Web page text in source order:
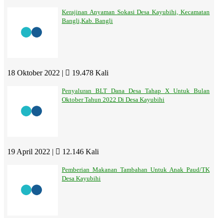
Kerajinan Anyaman Sokasi Desa Kayubihi, Kecamatan
Bangli,Kab. Bangli
18 Oktober 2022 | 19.478 Kali
Penyaluran BLT Dana Desa Tahap X Untuk Bulan
Oktober Tahun 2022 Di Desa Kayubihi
19 April 2022 | 12.146 Kali
Pemberian Makanan Tambahan Untuk Anak Paud/TK
Desa Kayubihi